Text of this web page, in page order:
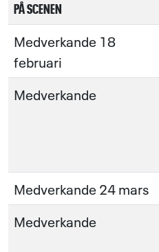
PÅ SCENEN
Medverkande 18
februari
Medverkande
Medverkande 24 mars
Medverkande